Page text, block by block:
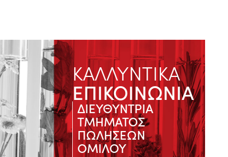
ΚΑΛΛΥΝΤΙΚΑ
ΕΠΙΚΟΙΝΩΝΙΑ
ΔΙΕΥΘΥΝΤΡΙΑ
ΤΜΗΜΑΤΟΣ
ΠΩΛΗΣΕΩΝ
ΟΜΙΛΟΥ